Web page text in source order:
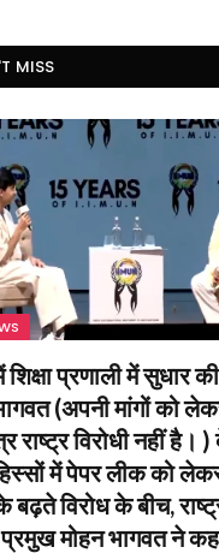
MISS
शिक्षा प्रणाली में सुधार
(अपनी मांगों को
राष्ट्र विरोधी नहीं
में पेपर लीक को
बढ़ते विरोध के बीच,
मोहन भागवत ने